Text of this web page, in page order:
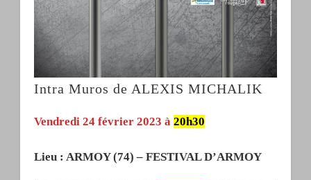
Intra Muros de ALEXIS MICHALIK
Vendredi 24 février 2023 à 20h30
Lieu : ARMOY (74) – FESTIVAL D’ARMOY